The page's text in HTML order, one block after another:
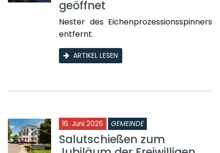
geöffnet
Nester des Eichenprozessionsspinners
entfernt.
ARTIKEL LESEN
16. Juni 2026 GEMEINDE
Salutschießen zum